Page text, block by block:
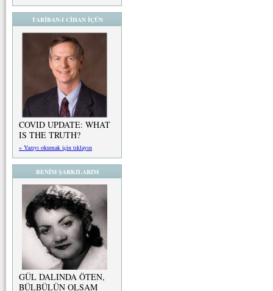
TABİBAN-I CİHAN İÇÜN
COVID UPDATE: WHAT
IS THE TRUTH?
» Yazıyı okumak için tıklayın
BENİM ŞARKILARIM
GÜL DALINDA ÖTEN,
BÜLBÜLÜN OLSAM